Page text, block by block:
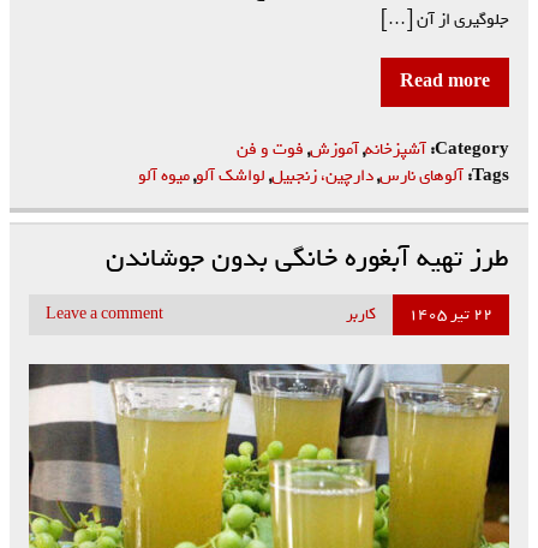
جلوگیری از آن […]
Read more
Category: آشپزخانه,آموزش,فوت و فن
Tags: آلوهای نارس,دارچین، زنجبیل,لواشک آلو,میوه آلو
طرز تهیه آبغوره خانگی بدون جوشاندن
۲۲ تیر ۱۴۰۵ کاربر Leave a comment